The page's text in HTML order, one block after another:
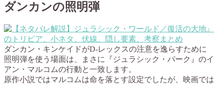
ダンカンの照明弾
ダンカン・キンケイドがD-レックスの注意を逸らすために
照明弾を使う場面は、まさに『ジュラシック・パーク』のイ
アン・マルコムの行動と一致します。
原作小説ではマルコムは命を落とす設定でしたが、映画では